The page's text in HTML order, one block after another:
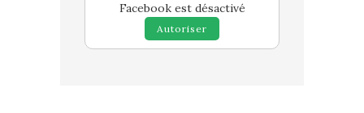
Facebook est désactivé
Autoriser